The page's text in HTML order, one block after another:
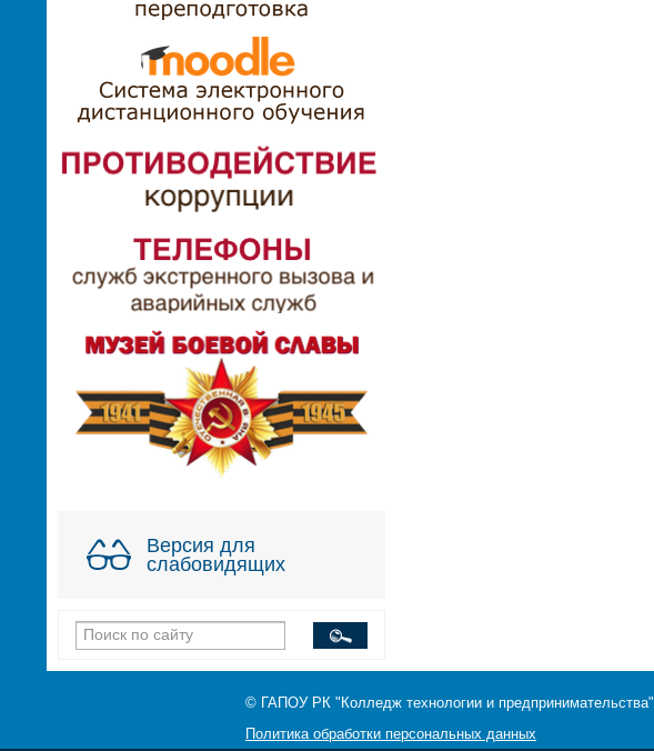
Версия для
слабовидящих
© ГАПОУ РК "Колледж технологии и предпринимательства"
Политика обработки персональных данных